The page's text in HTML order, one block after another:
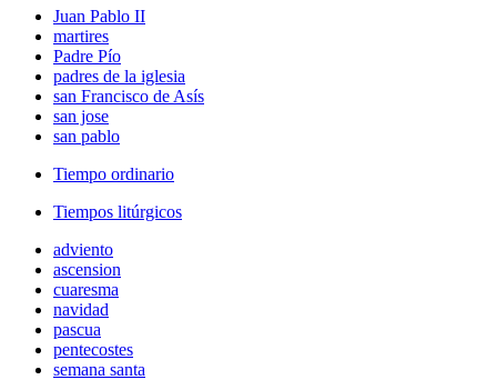
Juan Pablo II
martires
Padre Pío
padres de la iglesia
san Francisco de Asís
san jose
san pablo
Tiempo ordinario
Tiempos litúrgicos
adviento
ascension
cuaresma
navidad
pascua
pentecostes
semana santa